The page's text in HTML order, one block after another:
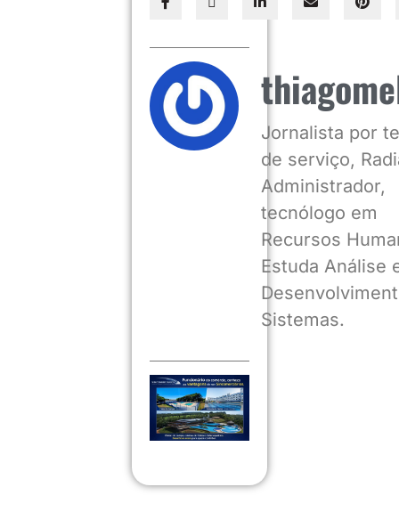
Jornalista por
de serviço,
Administrador,
tecnólogo em
Recursos
Estuda Análise
Sistemas.